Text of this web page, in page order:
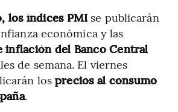
los índices PMI se publicarán
económica y las
inflación del Banco Central
de semana. El viernes
los precios al consumo
.